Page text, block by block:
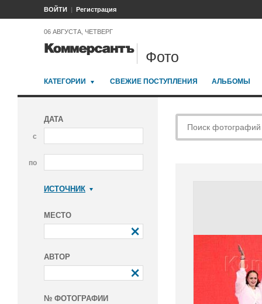
ВОЙТИ Регистрация
06 АВГУСТА, ЧЕТВЕРГ
Фото
КАТЕГОРИИ СВЕЖИЕ ПОСТУПЛЕНИЯ АЛЬБОМЫ
ДАТА
с
по
ИСТОЧНИК
МЕСТО
АВТОР
№ ФОТОГРАФИИ